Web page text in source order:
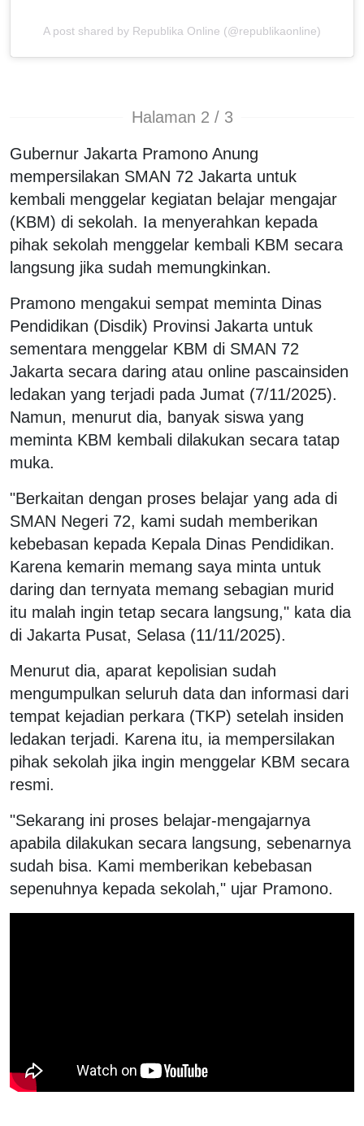
A post shared by Republika Online (@republikaonline)
Halaman 2 / 3
Gubernur Jakarta Pramono Anung
mempersilakan SMAN 72 Jakarta untuk
kembali menggelar kegiatan belajar mengajar
(KBM) di sekolah. Ia menyerahkan kepada
pihak sekolah menggelar kembali KBM secara
langsung jika sudah memungkinkan.
Pramono mengakui sempat meminta Dinas
Pendidikan (Disdik) Provinsi Jakarta untuk
sementara menggelar KBM di SMAN 72
Jakarta secara daring atau online pascainsiden
ledakan yang terjadi pada Jumat (7/11/2025).
Namun, menurut dia, banyak siswa yang
meminta KBM kembali dilakukan secara tatap
muka.
"Berkaitan dengan proses belajar yang ada di
SMAN Negeri 72, kami sudah memberikan
kebebasan kepada Kepala Dinas Pendidikan.
Karena kemarin memang saya minta untuk
daring dan ternyata memang sebagian murid
itu malah ingin tetap secara langsung," kata dia
di Jakarta Pusat, Selasa (11/11/2025).
Menurut dia, aparat kepolisian sudah
mengumpulkan seluruh data dan informasi dari
tempat kejadian perkara (TKP) setelah insiden
ledakan terjadi. Karena itu, ia mempersilakan
pihak sekolah jika ingin menggelar KBM secara
resmi.
"Sekarang ini proses belajar-mengajarnya
apabila dilakukan secara langsung, sebenarnya
sudah bisa. Kami memberikan kebebasan
sepenuhnya kepada sekolah," ujar Pramono.